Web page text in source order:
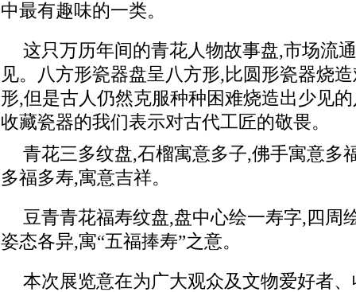
中最有趣味的一类。
这只万历年间的青花人物故事盘,市场流
见。八方形瓷器盘呈八方形,比圆形瓷器烧
形,但是古人仍然克服种种困难烧造出少见
收藏瓷器的我们表示对古代工匠的敬畏。
青花三多纹盘,石榴寓意多子,佛手寓意多
多福多寿,寓意吉祥。
豆青青花福寿纹盘,盘中心绘一寿字,四周
姿态各异,寓“五福捧寿”之意。
本次展览意在为广大观众及文物爱好者